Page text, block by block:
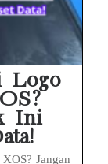
Logo
Ini
Jangan